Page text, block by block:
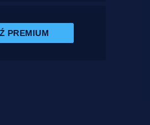
PREMIUM